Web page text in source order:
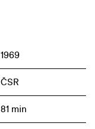
1969
ČSR
81 min